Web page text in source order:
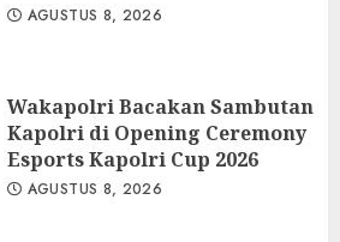
AGUSTUS 8, 2026
Wakapolri Bacakan Sambutan
Kapolri di Opening Ceremony
Esports Kapolri Cup 2026
AGUSTUS 8, 2026